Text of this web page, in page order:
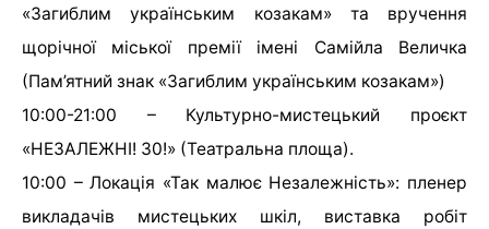
«Загиблим українським козакам» та вручення
щорічної міської премії імені Самійла Величка
(Пам’ятний знак «Загиблим українським козакам»)
10:00-21:00 – Культурно-мистецький проєкт
«НЕЗАЛЕЖНІ! 30!» (Театральна площа).
10:00 – Локація «Так малює Незалежність»: пленер
викладачів мистецьких шкіл, виставка робіт